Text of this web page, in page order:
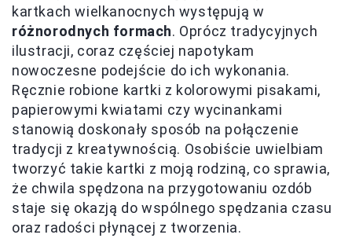
kartkach wielkanocnych występują w
różnorodnych formach. Oprócz tradycyjnych
ilustracji, coraz częściej napotykam
nowoczesne podejście do ich wykonania.
Ręcznie robione kartki z kolorowymi pisakami,
papierowymi kwiatami czy wycinankami
stanowią doskonały sposób na połączenie
tradycji z kreatywnością. Osobiście uwielbiam
tworzyć takie kartki z moją rodziną, co sprawia,
że chwila spędzona na przygotowaniu ozdób
staje się okazją do wspólnego spędzania czasu
oraz radości płynącej z tworzenia.